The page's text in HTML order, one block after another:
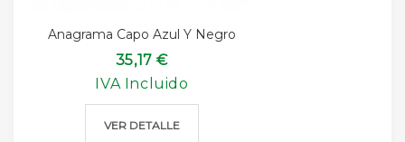
Anagrama Capo Azul Y Negro
35,17 €
IVA Incluido
VER DETALLE